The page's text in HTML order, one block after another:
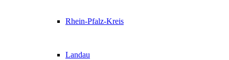
Rhein-Pfalz-Kreis
Landau